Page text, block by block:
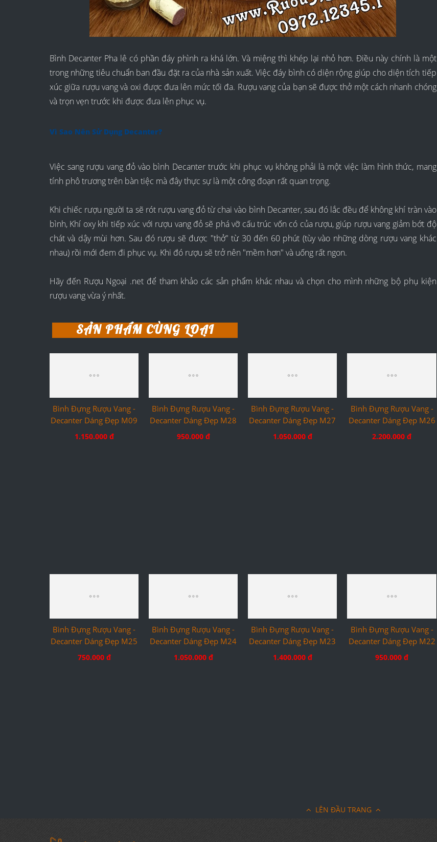
Bình Decanter Pha lê có phần đáy phình ra khá lớn. Và miệng thì khép lại nhỏ hơn. Điều này chính là một
trong những tiêu chuẩn ban đầu đặt ra của nhà sản xuất. Việc đáy bình có diện rộng giúp cho diện tích tiếp
xúc giữa rượu vang và oxi được đưa lên mức tối đa. Rượu vang của bạn sẽ được thở một cách nhanh chóng
và trọn vẹn trước khi được đưa lên phục vụ.
Vì Sao Nên Sử Dụng Decanter?
Việc sang rượu vang đỏ vào bình Decanter trước khi phục vụ không phải là một việc làm hình thức, mang
tính phô trương trên bàn tiệc mà đây thực sự là một công đoạn rất quan trọng.
Khi chiếc rượu người ta sẽ rót rượu vang đỏ từ chai vào bình Decanter, sau đó lắc đều để không khí tràn vào
bình, Khí oxy khi tiếp xúc với rượu vang đỏ sẽ phá vỡ cấu trúc vốn có của rượu, giúp rượu vang giảm bớt độ
chát và dậy mùi hơn. Sau đó rượu sẽ được "thở" từ 30 đến 60 phút (tùy vào những dòng rượu vang khác
nhau) rồi mới đem đi phục vụ. Khi đó rượu sẽ trở nên "mềm hơn" và uống rất ngon.
Hãy đến Rượu Ngoại .net để tham khảo các sản phẩm khác nhau và chọn cho mình những bộ phụ kiện
rượu vang vừa ý nhất.
SẢN PHẨM CÙNG LOẠI
LÊN ĐẦU TRANG